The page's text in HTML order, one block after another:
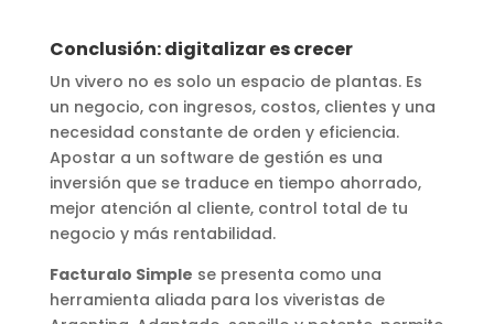
Conclusión: digitalizar es crecer
Un vivero no es solo un espacio de plantas. Es
un negocio, con ingresos, costos, clientes y una
necesidad constante de orden y eficiencia.
Apostar a un software de gestión es una
inversión que se traduce en tiempo ahorrado,
mejor atención al cliente, control total de tu
negocio y más rentabilidad.
Facturalo Simple se presenta como una
herramienta aliada para los viveristas de